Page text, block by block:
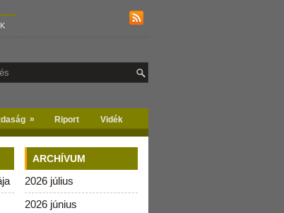
» Riport Vidék
ARCHÍVUM
2026 július
2026 június